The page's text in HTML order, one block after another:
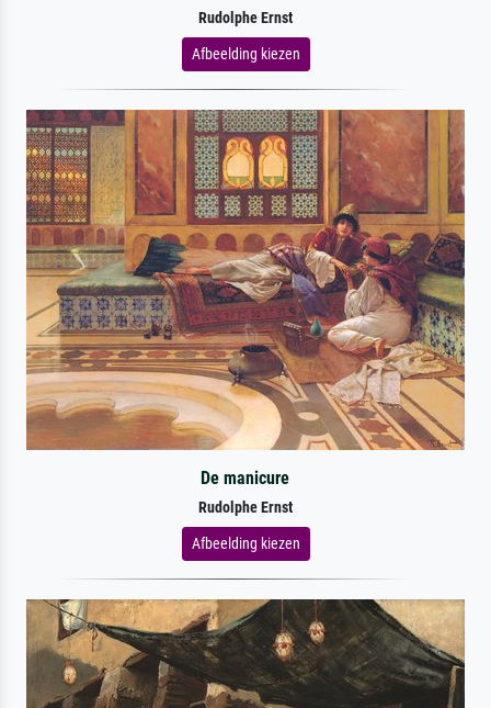
Rudolphe Ernst
Afbeelding kiezen
De manicure
Rudolphe Ernst
Afbeelding kiezen